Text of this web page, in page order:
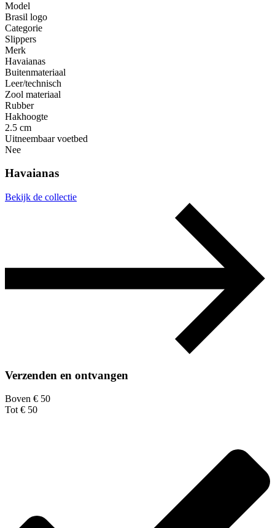
Model
Brasil logo
Categorie
Slippers
Merk
Havaianas
Buitenmateriaal
Leer/technisch
Zool materiaal
Rubber
Hakhoogte
2.5 cm
Uitneembaar voetbed
Nee
Havaianas
Bekijk de collectie
Verzenden en ontvangen
Boven € 50
Tot € 50